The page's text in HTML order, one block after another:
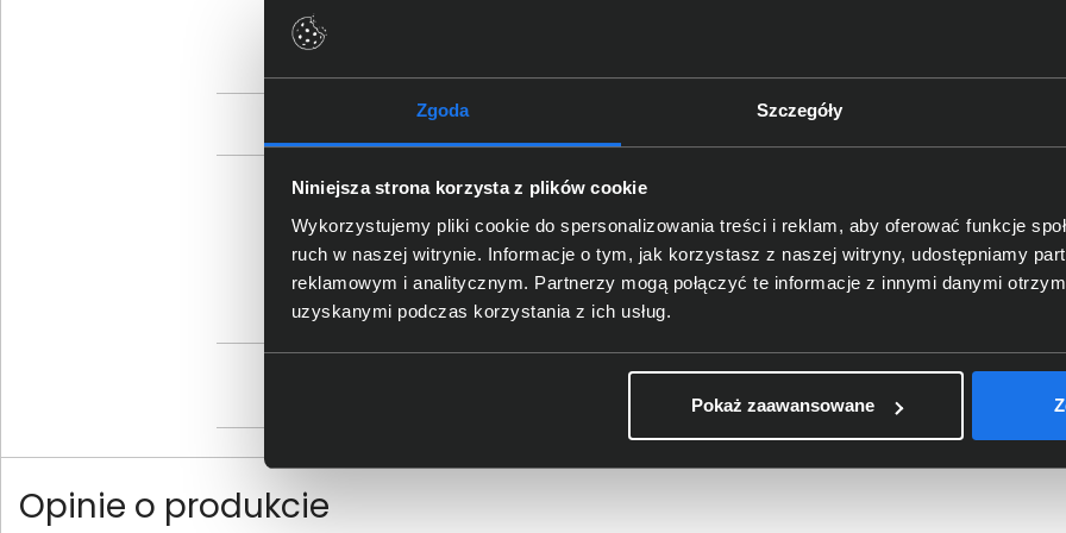
Zgoda Szczegóły
Niniejsza strona korzysta z plików cookie
Wykorzystujemy pliki cookie do spersonalizowania treści i reklam, aby oferować funkcje
ruch w naszej witrynie. Informacje o tym, jak korzystasz z naszej witryny, udostępniamy
reklamowym i analitycznym. Partnerzy mogą połączyć te informacje z innymi danymi
uzyskanymi podczas korzystania z ich usług.
Pokaż zaawansowane
256-bitowe szyfrowanie
EAN / GTIN-13 718037870281
Szczegóły dotyczące zgodności produktu z
Dane producenta
Western Digital Corporation;
Western Digital Corporation;
Moulineaux, France;
Opinie o produkcie